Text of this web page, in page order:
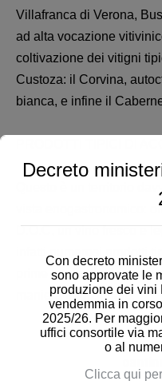
Villafranca di Verona,
ad alta vocazione
coltivazione dei vitigni
Custoza: il Corvina,
bianca, e infine il
vista enogastronomico:
D.O.C, un vino fresco e
prime ortofrutticole a
maniera tradizionale.
Decreto
Con decreto
sono approvate le
produzione dei vini
vendemmia in
2025/26. Per
uffici consortile via
o al
Clicca qui